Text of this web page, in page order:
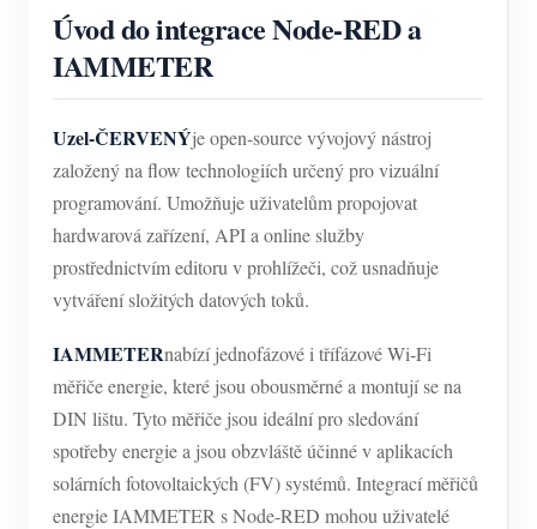
Úvod do integrace Node-RED a
IAMMETER
Uzel-ČERVENÝje open-source vývojový nástroj
založený na flow technologiích určený pro vizuální
programování. Umožňuje uživatelům propojovat
hardwarová zařízení, API a online služby
prostřednictvím editoru v prohlížeči, což usnadňuje
vytváření složitých datových toků.
IAMMETERnabízí jednofázové i třífázové Wi-Fi
měřiče energie, které jsou obousměrné a montují se na
DIN lištu. Tyto měřiče jsou ideální pro sledování
spotřeby energie a jsou obzvláště účinné v aplikacích
solárních fotovoltaických (FV) systémů. Integrací měřičů
energie IAMMETER s Node-RED mohou uživatelé